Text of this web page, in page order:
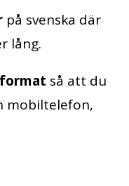
på svenska där
lång.
så att du
mobiltelefon,